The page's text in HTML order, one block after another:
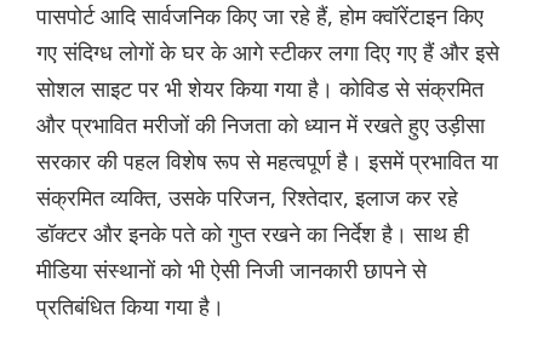
पासपोर्ट आदि सार्वजनिक किए जा रहे हैं, होम क्वॉरेंटाइन किए
गए संदिग्ध लोगों के घर के आगे स्टीकर लगा दिए गए हैं और इसे
सोशल साइट पर भी शेयर किया गया है। कोविड से संक्रमित
और प्रभावित मरीजों की निजता को ध्यान में रखते हुए उड़ीसा
सरकार की पहल विशेष रूप से महत्वपूर्ण है। इसमें प्रभावित या
संक्रमित व्यक्ति, उसके परिजन, रिश्तेदार, इलाज कर रहे
डॉक्टर और इनके पते को गुप्त रखने का निर्देश है। साथ ही
मीडिया संस्थानों को भी ऐसी निजी जानकारी छापने से
प्रतिबंधित किया गया है।